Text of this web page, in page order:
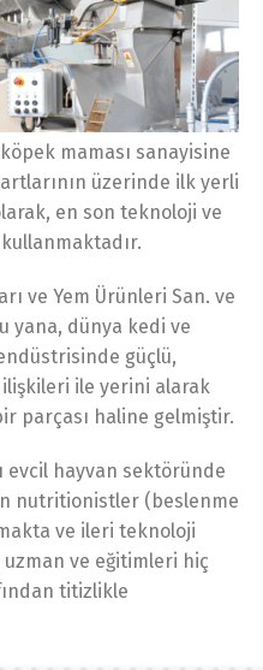
maması sanayisine
üzerinde ilk yerli
en son teknoloji ve
ve Yem Ürünleri San. ve
yana, dünya kedi ve
güçlü,
ilişkileri ile yerini alarak
parçası haline gelmiştir.
evcil hayvan sektöründe
nutritionistler (beslenme
ve ileri teknoloji
ve eğitimleri hiç
titizlikle